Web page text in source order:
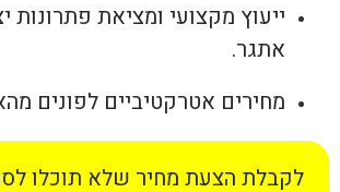
ייעוץ מקצועי ומציאת פתרונות
אתגר.
מחירים אטרקטיביים לפונים
לקבלת הצעת מחיר שלא תוכלו